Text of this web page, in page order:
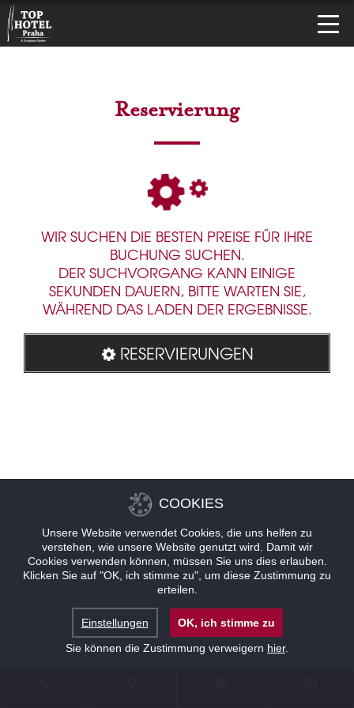
Reservierung
WIR SUCHEN DIE BESTEN PREISE FÜR IHRE
BUCHUNG SUCHEN.
DER SUCHVORGANG KANN EINIGE
SEKUNDEN DAUERN, BITTE WARTEN SIE,
WÄHREND DAS LADEN DER ERGEBNISSE.
RESERVIERUNGEN
COOKIES
Unsere Website verwendet Cookies, die uns helfen zu
verstehen, wie unsere Website genutzt wird. Damit wir
Cookies verwenden können, müssen Sie uns dies erlauben.
Klicken Sie auf "OK, ich stimme zu", um diese Zustimmung zu
erteilen.
Einstellungen
OK, ich stimme zu
Sie können die Zustimmung verweigern hier.